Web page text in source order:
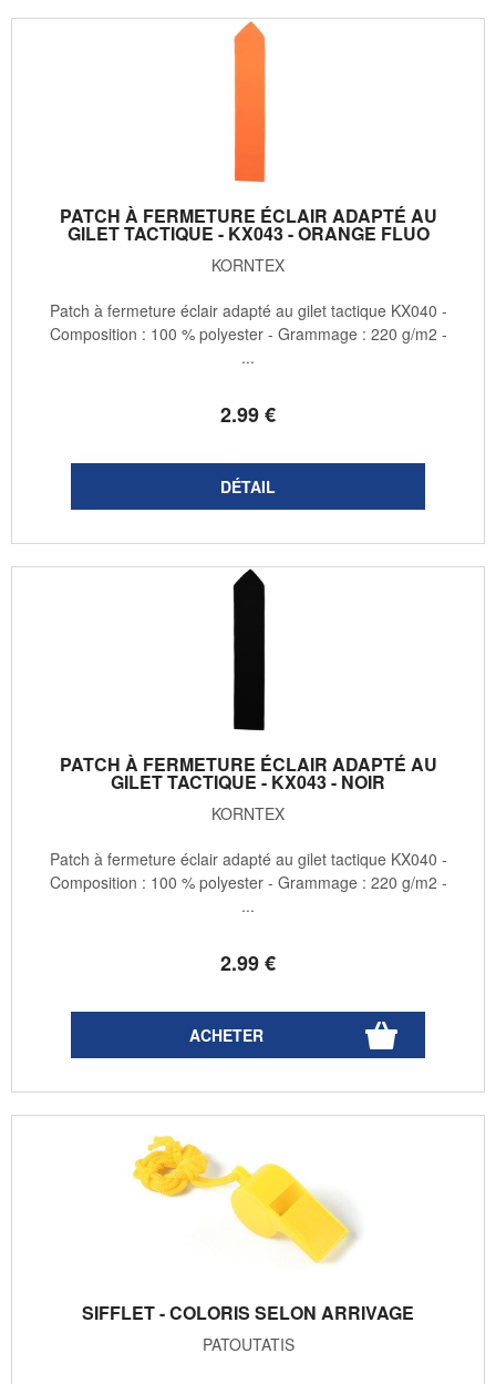
PATCH À FERMETURE ÉCLAIR ADAPTÉ AU
GILET TACTIQUE - KX043 - ORANGE FLUO
KORNTEX
2.99€
Patch à fermeture éclair adapté au gilet tactique KX040 -
Composition : 100 % polyester - Grammage : 220 g/m2 -
...
PATCH À FERMETURE ÉCLAIR ADAPTÉ AU
GILET TACTIQUE - KX043 - NOIR
KORNTEX
2.99€
Patch à fermeture éclair adapté au gilet tactique KX040 -
Composition : 100 % polyester - Grammage : 220 g/m2 -
...
SIFFLET - COLORIS SELON ARRIVAGE
PATOUTATIS